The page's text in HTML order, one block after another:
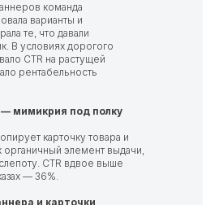
команда
варианты и
те, что давали
В условиях дорогого
CTR на растущей
рентабельность
мимикрия под полку
карточку товара и
органичный элемент выдачи,
CTR вдвое выше
— 36%.
и карточки